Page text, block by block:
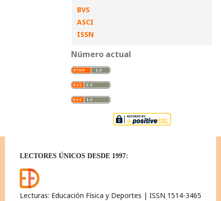
BVS
ASCI
ISSN
Número actual
LECTORES ÚNICOS DESDE 1997:
Lecturas: Educación Física y Deportes | ISSN 1514-3465